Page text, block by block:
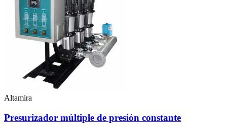
Altamira
Presurizador múltiple de presión constante